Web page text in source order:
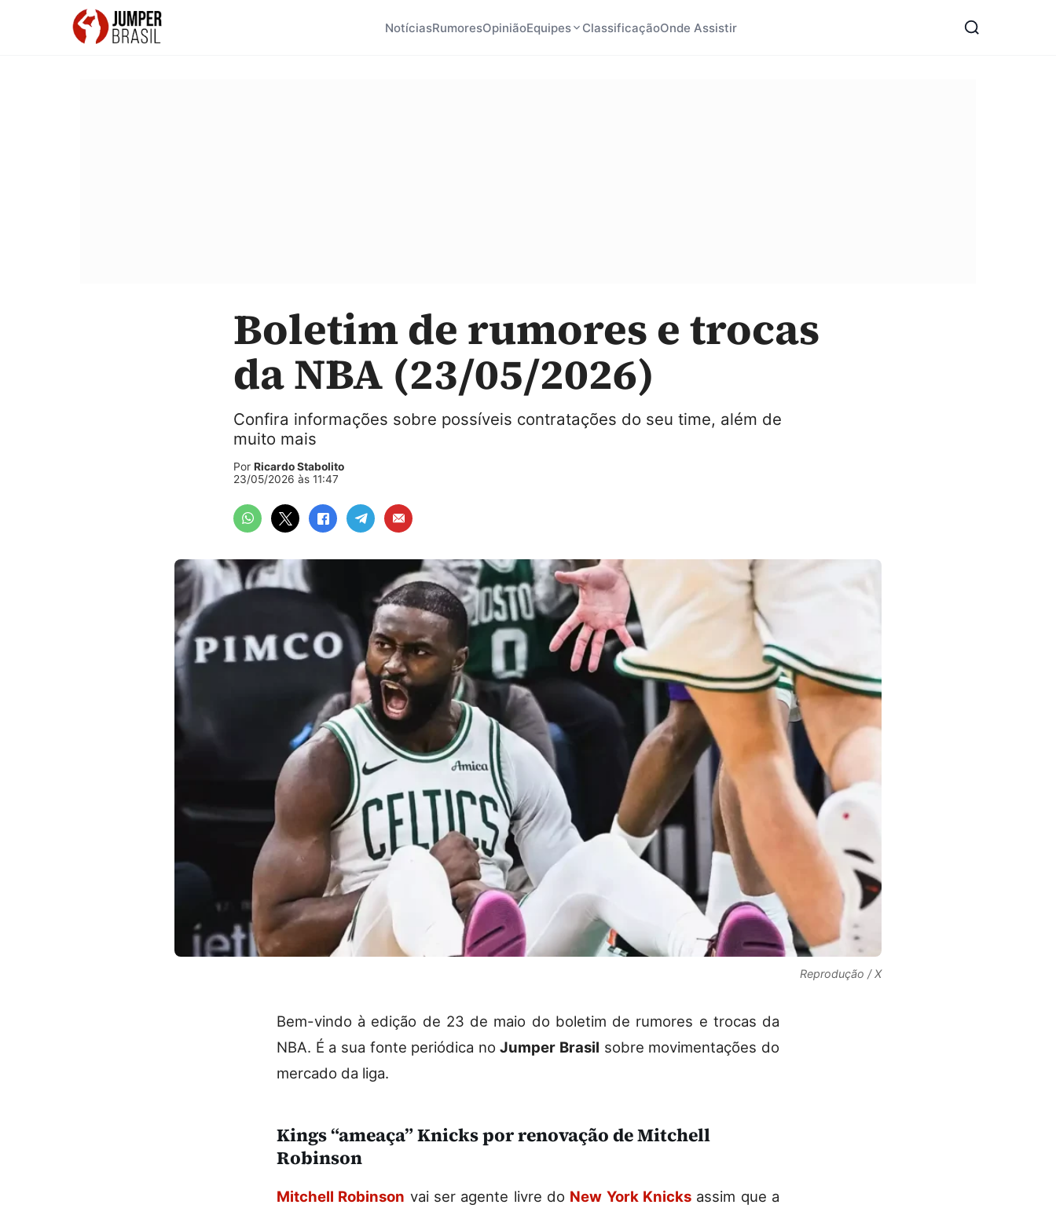
NotíciasRumoresOpiniãoEquipes ClassificaçãoOnde Assistir
Boletim de rumores e trocas
da NBA (23/05/2026)
Confira informações sobre possíveis contratações do seu time, além de
muito mais
Por Ricardo Stabolito
23/05/2026 às 11:47
Reprodução / X
Bem-vindo à edição de 23 de maio do boletim de rumores e trocas da
NBA. É a sua fonte periódica noJumper Brasil sobre movimentações do
mercado da liga.
Kings “ameaça” Knicks por renovação de Mitchell
Robinson
Mitchell Robinson vai ser agente livre do New York Knicks assim que a